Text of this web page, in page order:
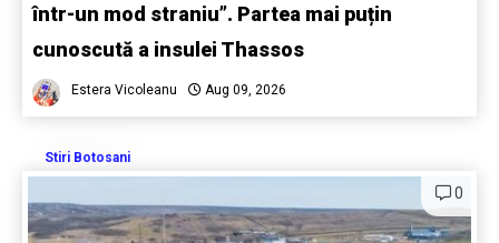
într-un mod straniu”. Partea mai puțin
cunoscută a insulei Thassos
Estera Vicoleanu Aug 09, 2026
Stiri Botosani
0